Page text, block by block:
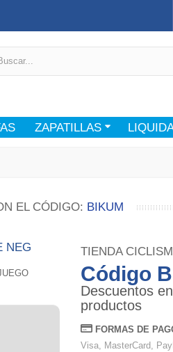
ZAPATILLAS
EL CÓDIGO: BIKUM
NEG TIENDA
Código
Descuentos
productos
FORMAS DE
Visa, MasterCard,